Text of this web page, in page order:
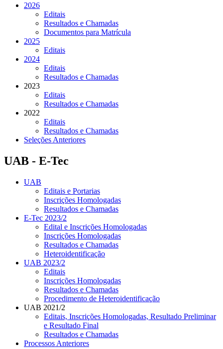
2026
Editais
Resultados e Chamadas
Documentos para Matrícula
2025
Editais
2024
Editais
Resultados e Chamadas
2023
Editais
Resultados e Chamadas
2022
Editais
Resultados e Chamadas
Seleções Anteriores
UAB - E-Tec
UAB
Editais e Portarias
Inscrições Homologadas
Resultados e Chamadas
E-Tec 2023/2
Edital e Inscrições Homologadas
Inscrições Homologadas
Resultados e Chamadas
Heteroidentificação
UAB 2023/2
Editais
Inscrições Homologadas
Resultados e Chamadas
Procedimento de Heteroidentificação
UAB 2021/2
Editais, Inscrições Homologadas, Resultado Preliminar
e Resultado Final
Resultados e Chamadas
Processos Anteriores